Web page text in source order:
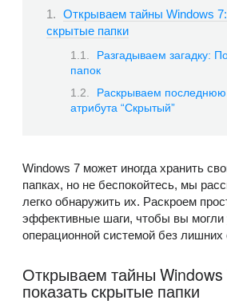
Открываем тайны Windows 7:
скрытые папки
Разгадываем загадку:
папок
Раскрываем
атрибута “Скрытый”
Windows 7 может иногда хранить
папках, но не беспокойтесь, мы
легко обнаружить их. Раскроем
эффективные шаги, чтобы вы могли
операционной системой без лишних
Открываем тайны Windows
показать скрытые папки